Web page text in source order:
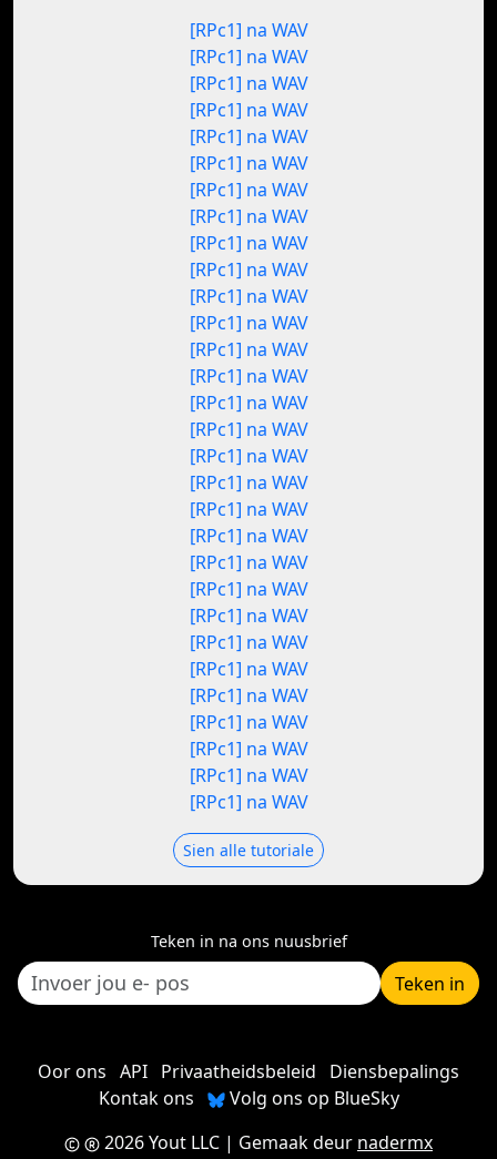
[RPc1] na WAV
[RPc1] na WAV
[RPc1] na WAV
[RPc1] na WAV
[RPc1] na WAV
[RPc1] na WAV
[RPc1] na WAV
[RPc1] na WAV
[RPc1] na WAV
[RPc1] na WAV
[RPc1] na WAV
[RPc1] na WAV
[RPc1] na WAV
[RPc1] na WAV
[RPc1] na WAV
[RPc1] na WAV
[RPc1] na WAV
[RPc1] na WAV
[RPc1] na WAV
[RPc1] na WAV
[RPc1] na WAV
[RPc1] na WAV
[RPc1] na WAV
[RPc1] na WAV
[RPc1] na WAV
[RPc1] na WAV
[RPc1] na WAV
[RPc1] na WAV
[RPc1] na WAV
[RPc1] na WAV
Sien alle tutoriale
Teken in na ons nuusbrief
Teken in
Oor ons API Privaatheidsbeleid
Diensbepalings
Kontak ons
Volg ons op BlueSky
2026 Yout LLC | Gemaak deur nadermx